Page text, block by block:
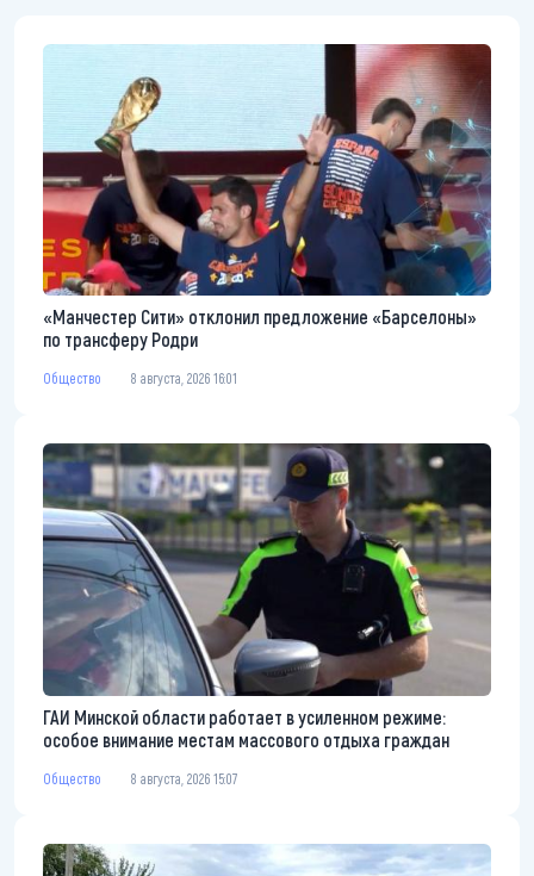
«Манчестер Сити» отклонил предложение «Барселоны»
по трансферу Родри
Общество 8 августа, 2026 16:01
ГАИ Минской области работает в усиленном режиме:
особое внимание местам массового отдыха граждан
Общество 8 августа, 2026 15:07